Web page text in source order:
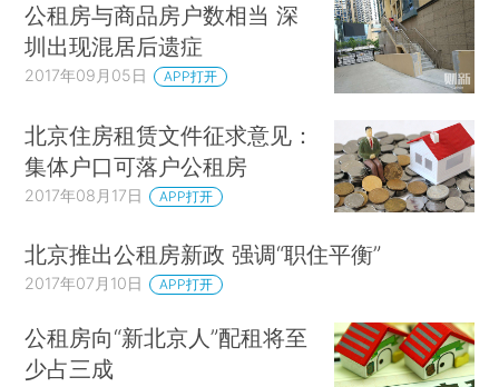
公租房与商品房户数相当 深
圳出现混居后遗症
2017年09月05日 APP打开
北京住房租赁文件征求意见：
集体户口可落户公租房
2017年08月17日 APP打开
北京推出公租房新政 强调“职住平衡”
2017年07月10日 APP打开
公租房向“新北京人”配租将至
少占三成